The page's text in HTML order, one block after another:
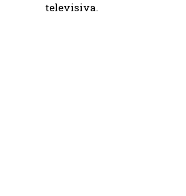
televisiva.